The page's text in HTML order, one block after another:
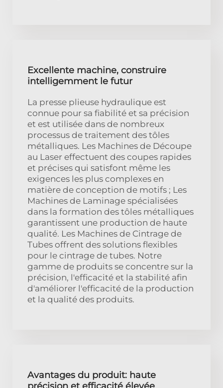
Excellente machine, construire
intelligemment le futur
La presse plieuse hydraulique est
connue pour sa fiabilité et sa précision
et est utilisée dans de nombreux
processus de traitement des tôles
métalliques. Les Machines de Découpe
au Laser effectuent des coupes rapides
et précises qui satisfont même les
exigences les plus complexes en
matière de conception de motifs ; Les
Machines de Laminage spécialisées
dans la formation des tôles métalliques
garantissent une production de haute
qualité. Les Machines de Cintrage de
Tubes offrent des solutions flexibles
pour le cintrage de tubes. Notre
gamme de produits se concentre sur la
précision, l'efficacité et la stabilité afin
d'améliorer l'efficacité de la production
et la qualité des produits.
Avantages du produit: haute